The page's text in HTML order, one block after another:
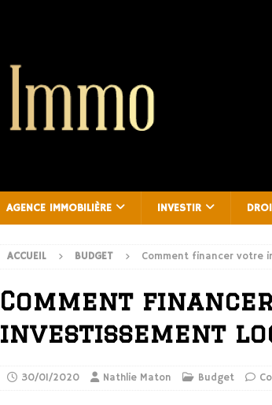
AGENCE IMMOBILIÈRE INVESTIR
ACCUEIL BUDGET Comment financer votre
Comment
investissement
30/01/2020 Nathlie Maton Budget